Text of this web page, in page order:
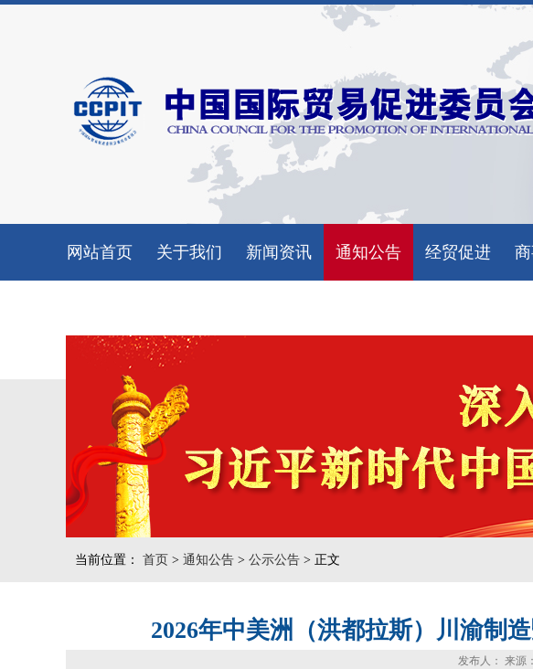
网站首页 关于我们 新闻资讯 通知公告 经贸促进
当前位置： 首页 > 通知公告 > 公示公告 > 正文
2026年中美洲（洪都拉斯）川渝制
发布人： 来源